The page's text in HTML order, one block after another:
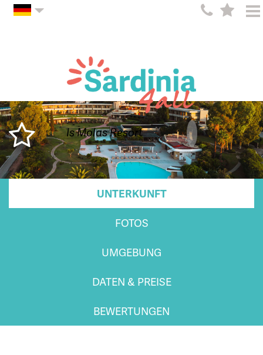
Is Molas Resort
UNTERKUNFT
FOTOS
UMGEBUNG
DATEN & PREISE
BEWERTUNGEN